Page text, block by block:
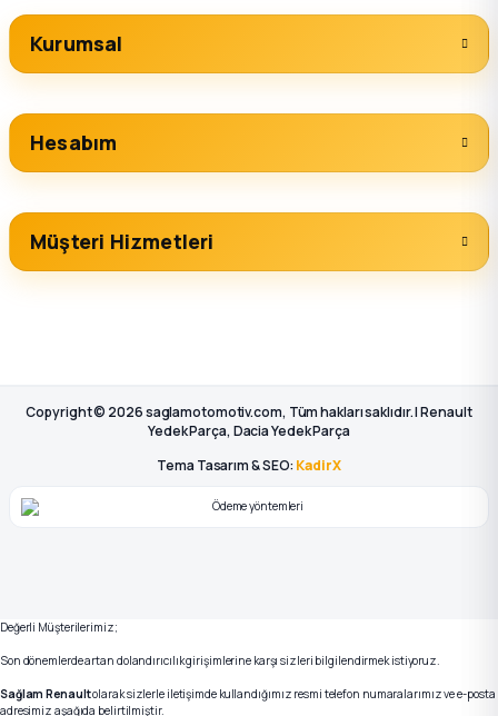
Kurumsal
Hesabım
Müşteri Hizmetleri
Copyright © 2026 saglamotomotiv.com, Tüm hakları saklıdır. | Renault
Yedek Parça, Dacia Yedek Parça
Tema Tasarım & SEO: KadirX
Değerli Müşterilerimiz;
Son dönemlerde artan dolandırıcılık girişimlerine karşı sizleri bilgilendirmek istiyoruz.
Sağlam Renaultolarak sizlerle iletişimde kullandığımız resmi telefon numaralarımız ve e-posta
adresimiz aşağıda belirtilmiştir.